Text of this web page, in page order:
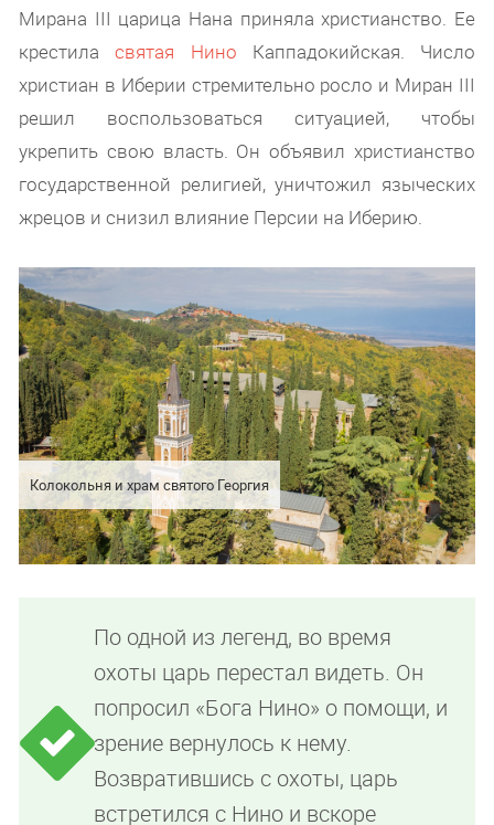
Мирана III царица Нана приняла христианство. Ее
крестиласвятая Нино Каппадокийская. Число
христиан в Иберии стремительно росло и Миран III
решил воспользоваться ситуацией, чтобы
укрепить свою власть. Он объявил христианство
государственной религией, уничтожил языческих
жрецов и снизил влияние Персии на Иберию.
Колокольня и храм святого Георгия
По одной из легенд, во время
охоты царь перестал видеть. Он
попросил «Бога Нино» о помощи, и
зрение вернулось к нему.
Возвратившись с охоты, царь
встретился с Нино и вскоре